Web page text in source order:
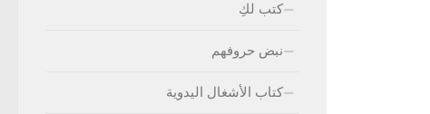
كتب لكِ
نبض حروفهم
كتاب الأشغال اليدوية